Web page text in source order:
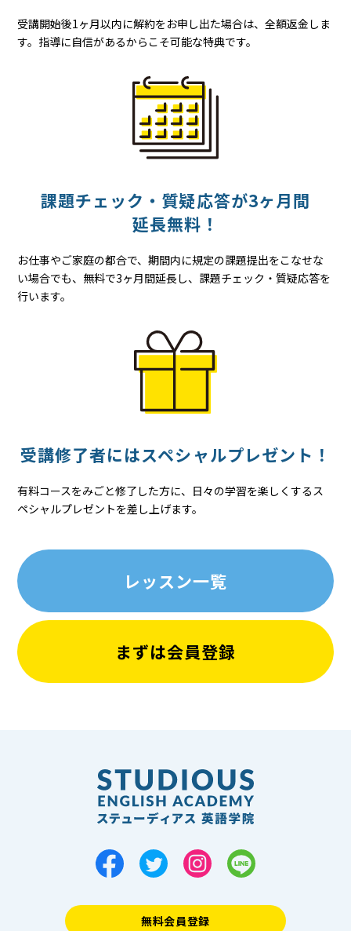
受講開始後1ヶ月以内に解約をお申し出た場合は、全額返金しま
す。指導に自信があるからこそ可能な特典です。
課題チェック・質疑応答が3ヶ月間
延長無料！
お仕事やご家庭の都合で、期間内に規定の課題提出をこなせな
い場合でも、無料で3ヶ月間延長し、課題チェック・質疑応答を
行います。
受講修了者にはスペシャルプレゼント！
有料コースをみごと修了した方に、日々の学習を楽しくするス
ペシャルプレゼントを差し上げます。
レッスン一覧
まずは会員登録
無料会員登録